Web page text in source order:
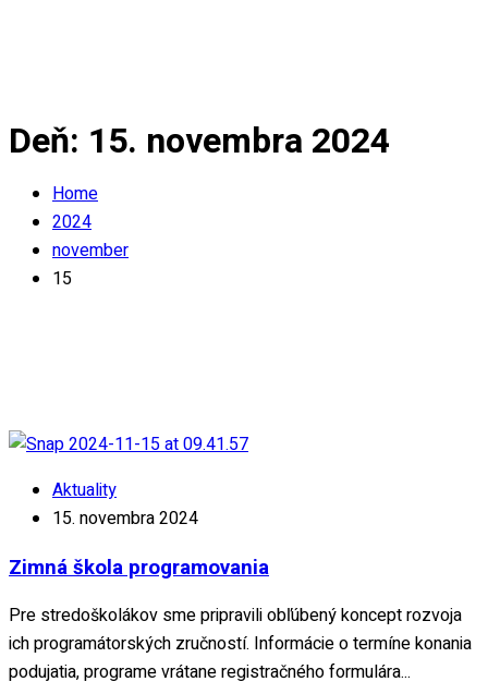
Deň: 15. novembra 2024
Home
2024
november
15
Aktuality
15. novembra 2024
Zimná škola programovania
Pre stredoškolákov sme pripravili obľúbený koncept rozvoja
ich programátorských zručností. Informácie o termíne konania
podujatia, programe vrátane registračného formulára...